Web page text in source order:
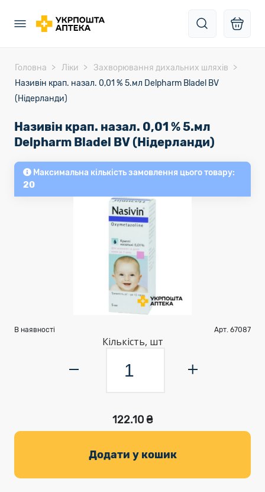
Головна Ліки
Захворювання дихальних шляхів
Називін крап. назал. 0,01 % 5.мл Delpharm Bladel BV
(Нідерланди)
Називін крап. назал. 0,01 % 5.мл
Delpharm Bladel BV (Нідерланди)
Максимальна кількість замовлення цього товару:
20
В наявності Арт. 67087
Кількість, шт
122.10 ₴
Додати у кошик